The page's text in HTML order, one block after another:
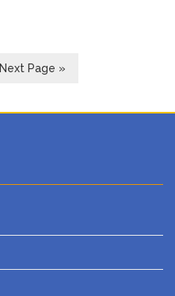
Next Page »